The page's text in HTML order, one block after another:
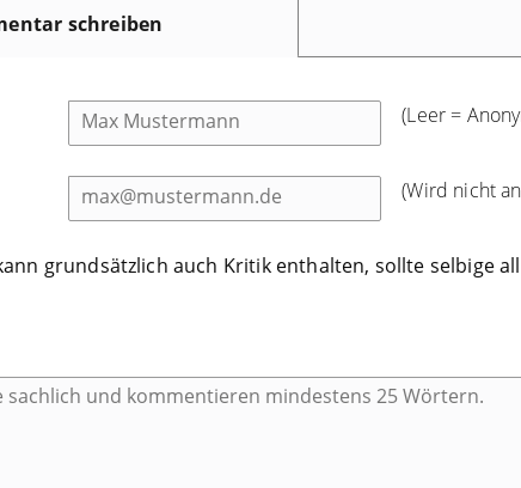
schreiben
(Leer =
(Wird nicht
grundsätzlich auch Kritik enthalten, sollte selbige